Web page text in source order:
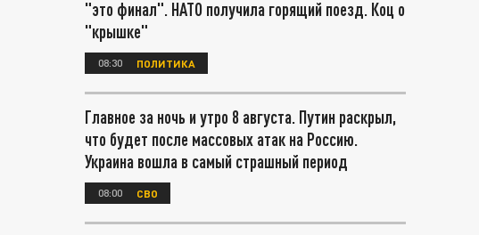
"это финал". НАТО получила горящий поезд. Коц о
"крышке"
08:30 ПОЛИТИКА
Главное за ночь и утро 8 августа. Путин раскрыл,
что будет после массовых атак на Россию.
Украина вошла в самый страшный период
08:00 СВО